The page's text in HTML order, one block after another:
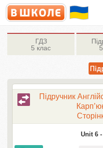
ГДЗ
5 клас
Підручник
Unit 6 -